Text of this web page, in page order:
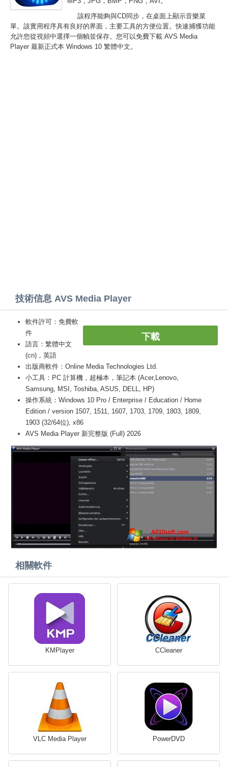
該程序能夠與CD同步，在桌面上顯示音樂菜
單。該實用程序具有良好的界面，主要工具的方便位置。快速捕獲功能
允許您從視頻中選擇一個幀並保存。您可以免費下載 AVS Media
Player 最新正式本 Windows 10 繁體中文。
技術信息 AVS Media Player
下載
軟件許可：免費軟
件
語言：繁體中文
(cn)，英語
出版商軟件：Online Media Technologies Ltd.
小工具：PC 計算機，超極本，筆記本 (Acer,Lenovo,
Samsung, MSI, Toshiba, ASUS, DELL, HP)
操作系統：Windows 10 Pro / Enterprise / Education / Home
Edition / version 1507, 1511, 1607, 1703, 1709, 1803, 1809,
1903 (32/64位), x86
AVS Media Player 新完整版 (Full) 2026
相關軟件
KMPlayer CCleaner
VLC Media Player PowerDVD